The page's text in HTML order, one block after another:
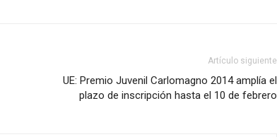
Artículo siguiente
UE: Premio Juvenil Carlomagno 2014 amplía el
plazo de inscripción hasta el 10 de febrero